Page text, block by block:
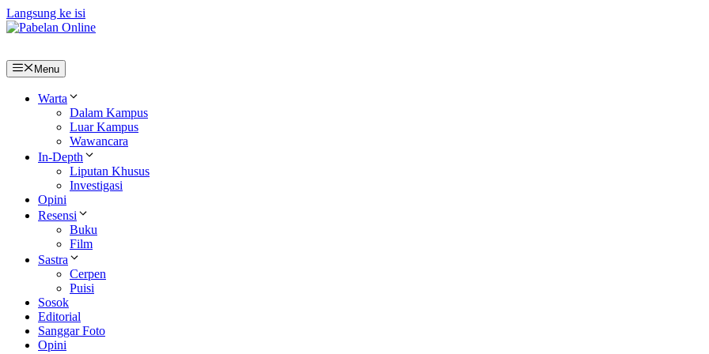
Langsung ke isi
Menu
Warta
Dalam Kampus
Luar Kampus
Wawancara
In-Depth
Liputan Khusus
Investigasi
Opini
Resensi
Buku
Film
Sastra
Cerpen
Puisi
Sosok
Editorial
Sanggar Foto
Opini